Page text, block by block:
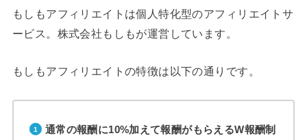
もしもアフィリエイトは個人特化型のアフィリエイトサ
ービス。株式会社もしもが運営しています。
もしもアフィリエイトの特徴は以下の通りです。
通常の報酬に10%加えて報酬がもらえるW報酬制